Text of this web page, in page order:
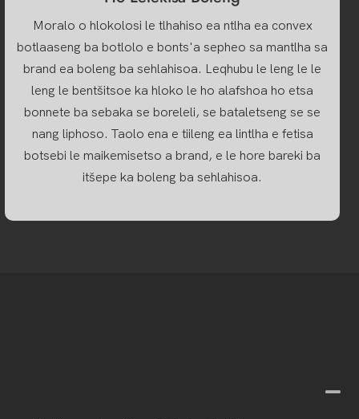
Moralo o hlokolosi le tlhahiso ea ntlha ea convex
botlaaseng ba botlolo e bonts'a sepheo sa mantlha sa
brand ea boleng ba sehlahisoa. Leqhubu le leng le le
leng le bentšitsoe ka hloko le ho alafshoa ho etsa
bonnete ba sebaka se boreleli, se bataletseng se se
nang liphoso. Taolo ena e tiileng ea lintlha e fetisa
botsebi le maikemisetso a brand, e le hore bareki ba
itšepe ka boleng ba sehlahisoa.